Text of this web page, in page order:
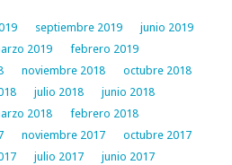
septiembre 2019
junio 2019
2019
febrero 2019
noviembre 2018
octubre 2018
julio 2018
junio 2018
2018
febrero 2018
noviembre 2017
octubre 2017
julio 2017
junio 2017